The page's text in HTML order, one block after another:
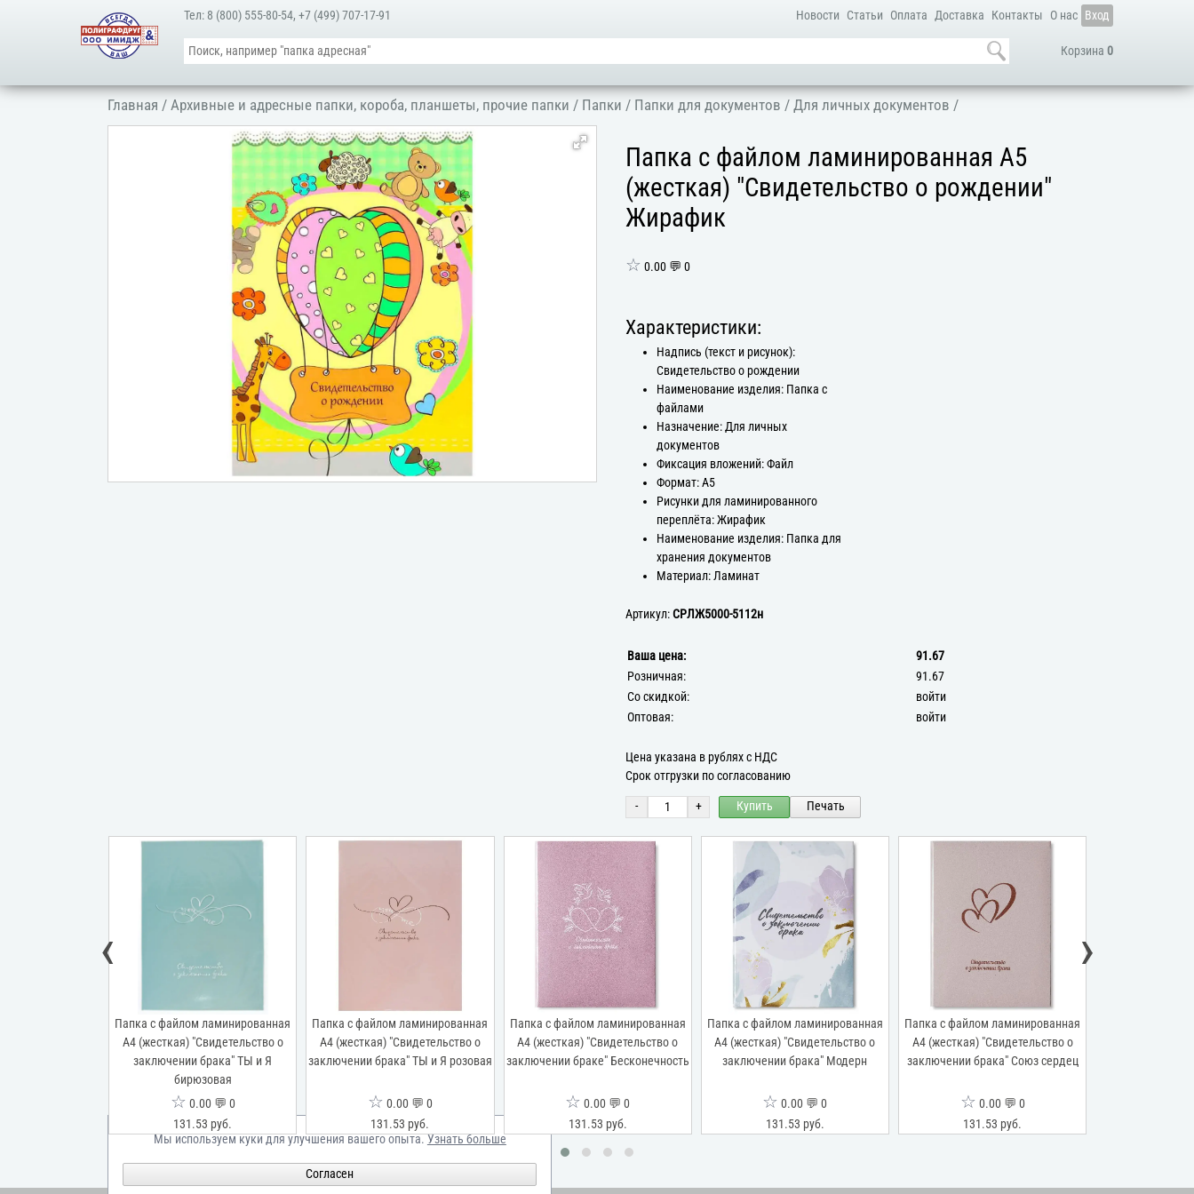
Новости Статьи Оплата Доставка Контакты О нас Вход
Корзина 0
Тел: 8 (800) 555-80-54,+7 (499) 707-17-91
Главная /Архивные и адресные папки, короба, планшеты, прочие папки / Папки / Папки для документов /Для личных документов /
Папка с файлом ламинированная А5
(жесткая) "Свидетельство о рождении"
Жирафик
☆ 0.00 💬 0
Характеристики:
Надпись (текст и рисунок):
Свидетельство о рождении
Наименование изделия: Папка с
файлами
Назначение: Для личных
документов
Фиксация вложений: Файл
Формат: А5
Рисунки для ламинированного
переплёта: Жирафик
Наименование изделия: Папка для
хранения документов
Материал: Ламинат
Артикул:СРЛЖ5000-5112н
Ваша цена:
91.67
Розничная:
91.67
Со скидкой:
войти
Оптовая:
войти
Цена указана в рублях с НДС
Срок отгрузки по согласованию
- + Купить Печать
Папка с файлом ламинированная
А4 (жесткая) "Свидетельство о
заключении брака" ТЫ и Я
бирюзовая
☆ 0.00 💬 0
131.53 руб.
Папка с файлом ламинированная
А4 (жесткая) "Свидетельство о
заключении брака" ТЫ и Я розовая
☆ 0.00 💬 0
131.53 руб.
Папка с файлом ламинированная
А4 (жесткая) "Свидетельство о
заключении браке" Бесконечность
☆ 0.00 💬 0
131.53 руб.
Папка с файлом ламинированная
А4 (жесткая) "Свидетельство о
заключении брака" Модерн
☆ 0.00 💬 0
131.53 руб.
Папка с файлом ламинированная
А4 (жесткая) "Свидетельство о
заключении брака" Союз сердец
☆ 0.00 💬 0
131.53 руб.
‹ ›
Мы используем куки для улучшения вашего опыта.Узнать больше
Согласен